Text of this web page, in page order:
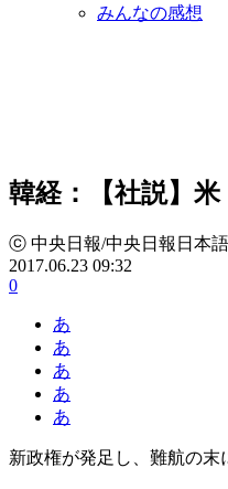
みんなの感想
韓経：【社説】
ⓒ 中央日報/中央日報日本
2017.06.23 09:32
0
あ
あ
あ
あ
あ
新政権が発足し、難航の末